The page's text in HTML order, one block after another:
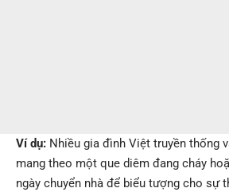
Ví dụ: Nhiều gia đình Việt truyền thống
mang theo một que diêm đang cháy
ngày chuyển nhà để biểu tượng cho sự